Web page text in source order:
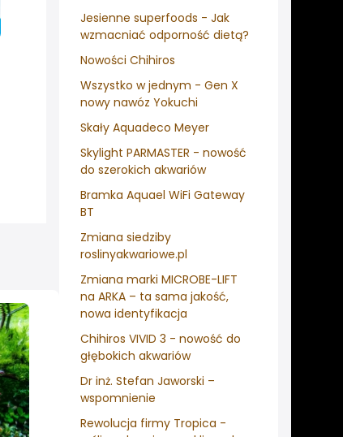
Jesienne superfoods - Jak
wzmacniać odporność dietą?
Nowości Chihiros
Wszystko w jednym - Gen X
nowy nawóz Yokuchi
Skały Aquadeco Meyer
Skylight PARMASTER - nowość
do szerokich akwariów
Bramka Aquael WiFi Gateway
BT
Zmiana siedziby
roslinyakwariowe.pl
Zmiana marki MICROBE-LIFT
na ARKA – ta sama jakość,
nowa identyfikacja
Chihiros VIVID 3 - nowość do
głębokich akwariów
Dr inż. Stefan Jaworski –
wspomnienie
Rewolucja firmy Tropica -